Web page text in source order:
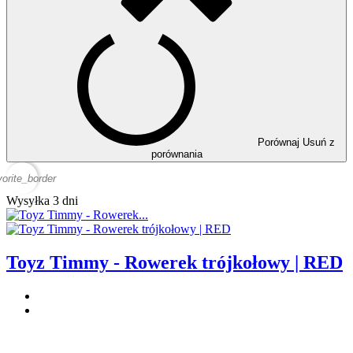
Porównaj Usuń z
porównania
Wysyłka 3 dni
Toyz Timmy - Rowerek trójkołowy | RED